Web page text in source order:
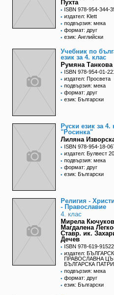
Пухта
ISBN 978-954-344-
издател: Klett
подвързия: мека
формат: друг
език: Английски
Учебник по
език за 4. клас
Румяна
ISBN 978-954-01-
издател: Просвета
подвързия: мека
формат: друг
език: Български
Руски език за 4.
"Росинка"
Лиляна
ISBN 978-954-18-
издател: Булвест
подвързия: мека
формат: друг
език: Български
Религия -
- Православие
4. клас
Мирела
Магдалена
Ставр. ик.
Дечев
ISBN 978-619-
издател:
ПРАВОСЛАВНА
БЪЛГАРСКА
подвързия: мека
формат: друг
език: Български